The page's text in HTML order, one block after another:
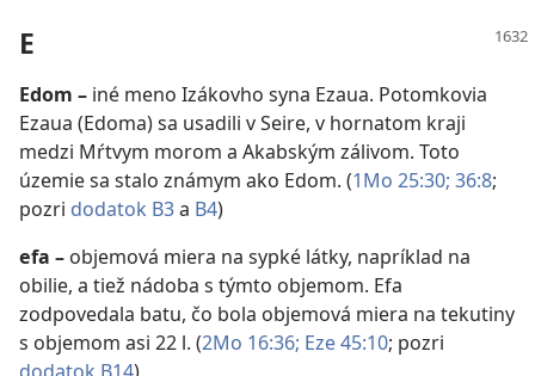
E
Edom – iné meno Izákovho syna Ezaua. Potomkovia
Ezaua (Edoma) sa usadili v Seire, v hornatom kraji
medzi Mŕtvym morom a Akabským zálivom. Toto
územie sa stalo známym ako Edom. (1Mo 25:30; 36:8;
pozri dodatok B3a B4)
efa – objemová miera na sypké látky, napríklad na
obilie, a tiež nádoba s týmto objemom. Efa
zodpovedala batu, čo bola objemová miera na tekutiny
s objemom asi 22 l. (2Mo 16:36; Eze 45:10; pozri